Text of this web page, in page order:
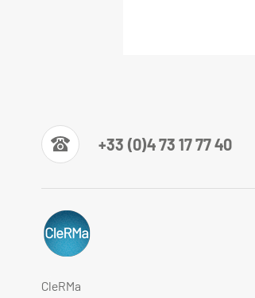
+33 (0)4 73 17 77 40
CleRMa